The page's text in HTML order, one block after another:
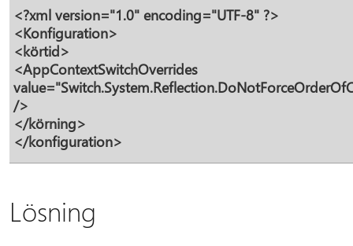
<?xml version="1.0" encoding="UTF-8" ?>
<Konfiguration>
<körtid>
<AppContextSwitchOverrides
/>
</körning>
</konfiguration>
Lösning